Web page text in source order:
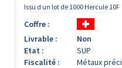
Issu d un lot de 1000 Hercule 10F
Coffre :
Livrable :
Non
Etat :
SUP
Fiscalité :
Métaux